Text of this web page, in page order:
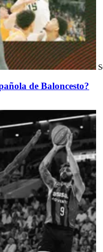
de Baloncesto?